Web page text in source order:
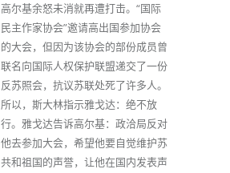
高尔基余怒未消就再遭打击。“国际
民主作家协会”邀请高出国参加协会
的大会，但因为该协会的部份成员曾
联名向国际人权保护联盟递交了一份
反苏照会，抗议苏联处死了许多人。
所以，斯大林指示雅戈达：绝不放
行。雅戈达告诉高尔基：政洽局反对
他去参加大会，希望他要自觉维护苏
共和祖国的声誉，让他在国内发表声